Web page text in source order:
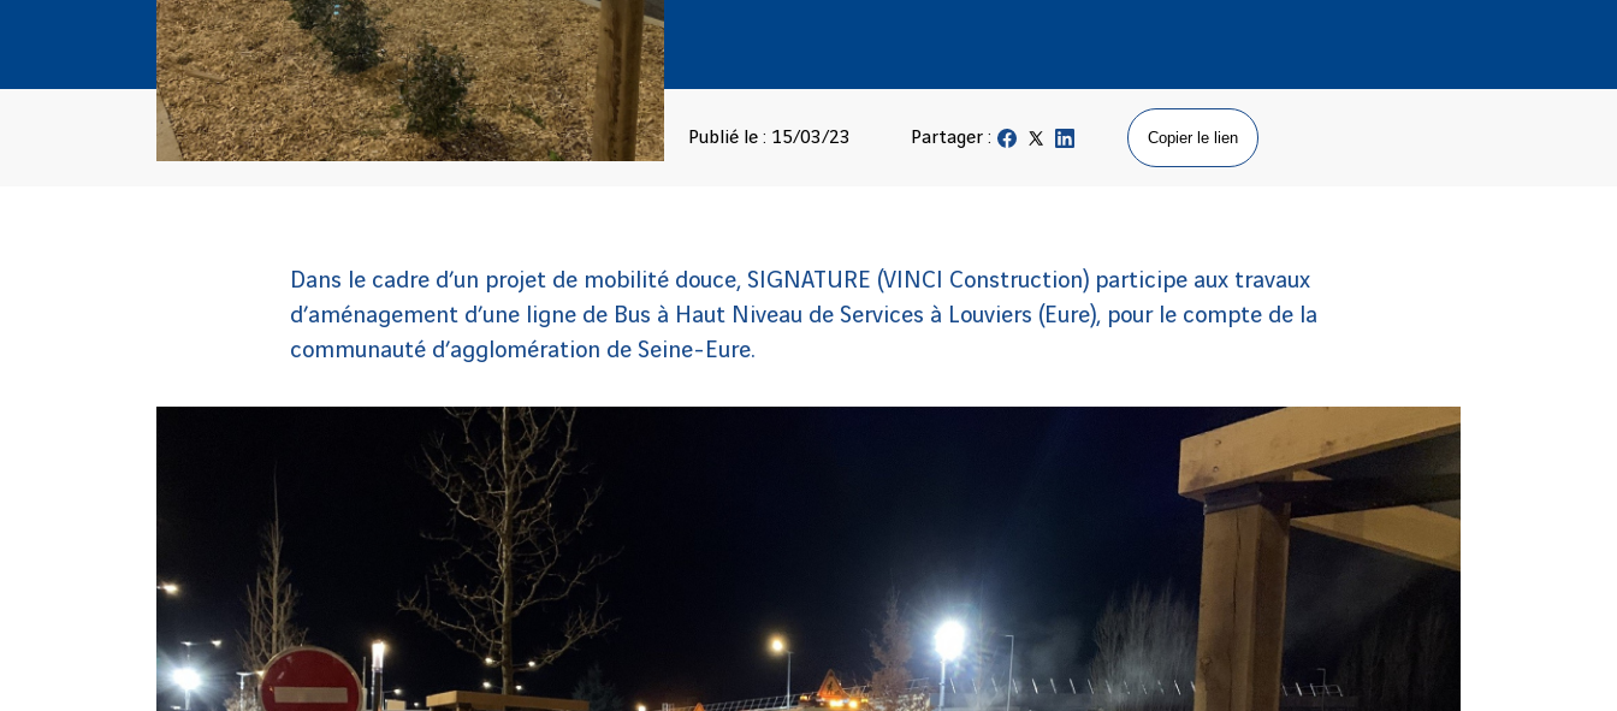
Publié le : 15/03/23 Partager : Copier le lien
Dans le cadre d’un projet de mobilité douce, SIGNATURE (VINCI Construction) participe aux travaux
d’aménagement d’une ligne de Bus à Haut Niveau de Services à Louviers (Eure), pour le compte de la
communauté d’agglomération de Seine-Eure.